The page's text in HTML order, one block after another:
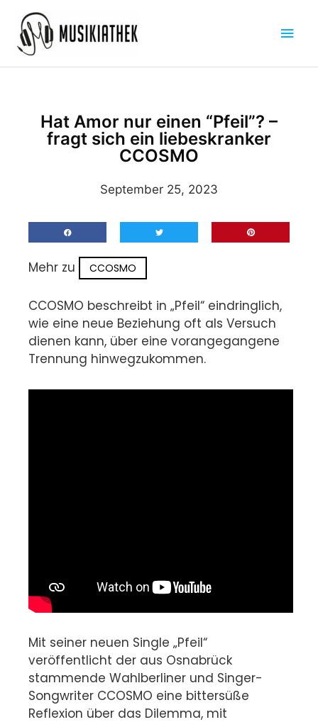
Inhalt
springen
Hat Amor nur einen “Pfeil”? –
fragt sich ein liebeskranker
CCOSMO
September 25, 2023
Mehr zu CCOSMO
CCOSMO beschreibt in „Pfeil“ eindringlich,
wie eine neue Beziehung oft als Versuch
dienen kann, über eine vorangegangene
Trennung hinwegzukommen.
Mit seiner neuen Single „Pfeil“
veröffentlicht der aus Osnabrück
stammende Wahlberliner und Singer-
Songwriter CCOSMO eine bittersüße
Reflexion über das Dilemma, mit